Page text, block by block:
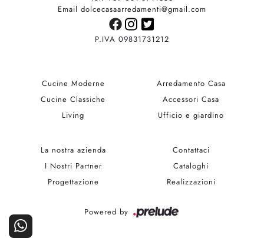
Email dolcecasaarredamenti@gmail.com
P.IVA 09831731212
Cucine Moderne
Cucine Classiche
Living
Arredamento Casa
Accessori Casa
Ufficio e giardino
La nostra azienda
I Nostri Partner
Progettazione
Contattaci
Cataloghi
Realizzazioni
Powered by